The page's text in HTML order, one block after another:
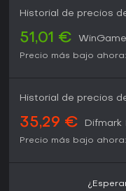
DLSS, AMD FSR e
desbloqueados y
adaptan a distintos
Las opciones de
ratón y teclado con
con el mando
gatillos adaptativos
Historial de precios
51,01 €
Precio más bajo ahora:
Historial de precios
35,29 € Difmark
Precio más bajo ahora: